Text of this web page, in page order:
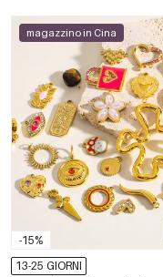
-15%
magazzino in Cina
13-25 GIORNI